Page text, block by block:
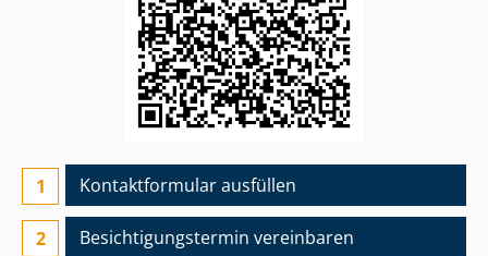
Kontaktformular ausfüllen
Besichtigungs­termin vereinbaren